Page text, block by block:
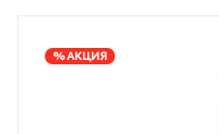
% АКЦИЯ